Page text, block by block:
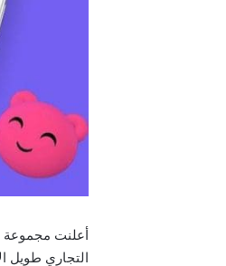
أعلنت مجموعة